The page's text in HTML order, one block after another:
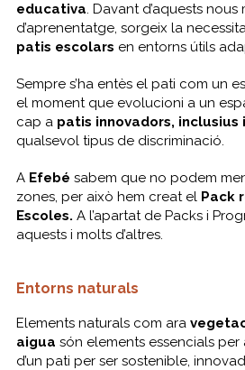
educativa. Davant d’aquests nous
d’aprenentatge, sorgeix la
patis escolars en entorns útils
Sempre s’ha entès el pati com un
el moment que evolucioni a un
cap a patis innovadors, inclusius
qualsevol tipus de discriminació.
A Efebé sabem que no podem
zones, per això hem creat el Pack
Escoles. A l’apartat de Packs i
aquests i molts d’altres.
Entorns naturals
Elements naturals com ara
aigua són elements essencials
d’un pati per ser sostenible,